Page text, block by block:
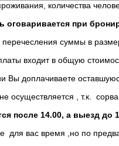
количества
оговаривается при
суммы в
в общую стоимость
оставшуюся
, т.к. сорван
после 14.00, а выезд до
вас время ,но по